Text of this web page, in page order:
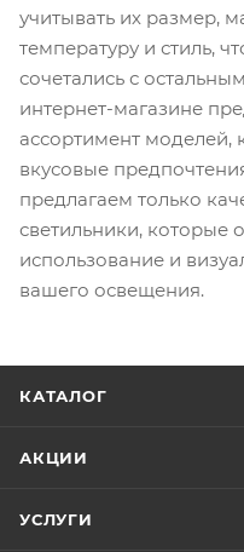
учитывать их размер,
температуру и стиль,
сочетались с
интернет-магазине
ассортимент моделей,
вкусовые
предлагаем только
светильники, которые
использование и
вашего освещения.
КАТАЛОГ
АКЦИИ
УСЛУГИ